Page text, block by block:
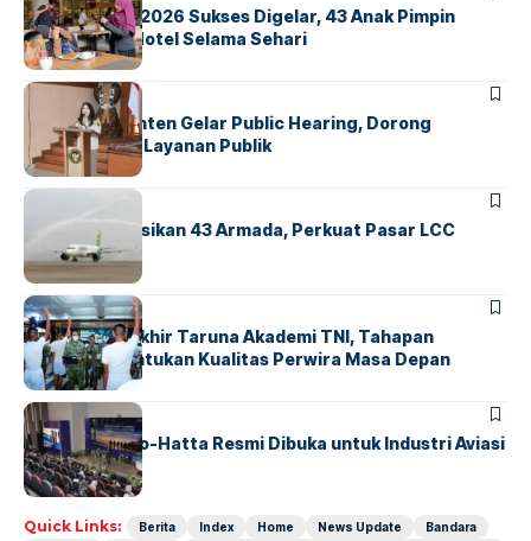
GM For A Day 2026 Sukses Digelar, 43 Anak Pimpin
Operasional Hotel Selama Sehari
BANDARABERITA
Karantina Banten Gelar Public Hearing, Dorong
Transparansi Layanan Publik
BANDARA
Citilink Operasikan 43 Armada, Perkuat Pasar LCC
Nasional
BERITA
Sidang Pantukhir Taruna Akademi TNI, Tahapan
Strategis Tentukan Kualitas Perwira Masa Depan
BANDARA BERITA
IALC Soekarno-Hatta Resmi Dibuka untuk Industri Aviasi
Dunia
Quick Links: Berita Index Home News Update
Bandara